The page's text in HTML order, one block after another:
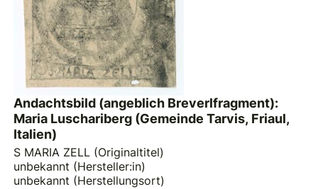
Andachtsbild (angeblich Breverlfragment):
Maria Luschariberg (Gemeinde Tarvis, Friaul,
Italien)
S MARIA ZELL (Originaltitel)
unbekannt (Hersteller:in)
unbekannt (Herstellungsort)